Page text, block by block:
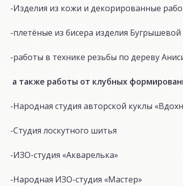
-Изделия из кожи и декорированные
-плетёные из бисера изделия
-работы в технике резьбы по дереву
а также работы от клубных
-Народная студия авторской куклы
-Студия лоскутного шитья
-ИЗО-студия «Акварелька»
-Народная ИЗО-студия «Мастер»